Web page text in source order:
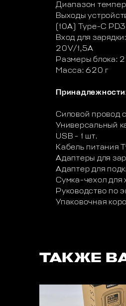
Диапазон
Выходы
(10A) Type-C
Вход для
20V/1,5A
Размеры блока:
Масса: 620 г
Силовой провод
Универсальный
USB - 1 шт.
Кабель питания
Адаптеры для
Адаптер для
Cумка-чехол для
Руководство по
Упаковочная
ТАКЖЕ